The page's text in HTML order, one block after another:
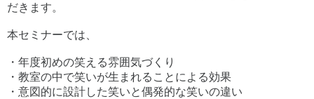
だきます。
本セミナーでは、
・年度初めの笑える雰囲気づくり
・教室の中で笑いが生まれることによる効果
・意図的に設計した笑いと偶発的な笑いの違い